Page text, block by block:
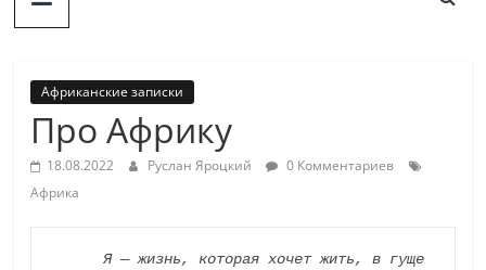
Африканские записки
Про Африку
18.08.2022 Руслан Яроцкий
0 Комментариев
Африка
Я — жизнь, которая хочет жить, в гуще